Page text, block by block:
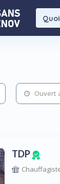
Quoi
Ouvert
TDP